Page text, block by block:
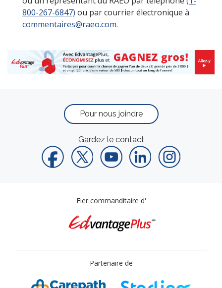
800-267-6847) ou par courrier électronique à
commentaires@raeo.com.
Pour nous joindre
Gardez le contact
Fier commanditaire d'
Partenaire de